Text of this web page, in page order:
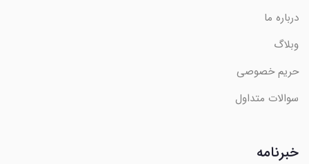
درباره ما
وبلاگ
حریم خصوصی
سوالات متداول
خبرنامه